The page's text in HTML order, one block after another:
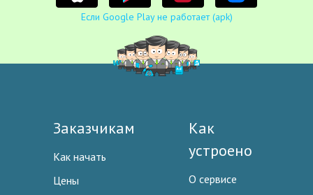
Если Google Play не работает (apk)
Заказчикам
Как начать
Цены
Как
устроено
О сервисе